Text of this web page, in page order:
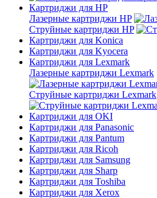
Картриджи для HP
Лазерные картриджи HP
Струйные картриджи HP
Картриджи для Konica
Картриджи для Kyocera
Картриджи для Lexmark
Лазерные картриджи Lexmark
Струйные картриджи Lexmark
Картриджи для OKI
Картриджи для Panasonic
Картриджи для Pantum
Картриджи для Ricoh
Картриджи для Samsung
Картриджи для Sharp
Картриджи для Toshiba
Картриджи для Xerox